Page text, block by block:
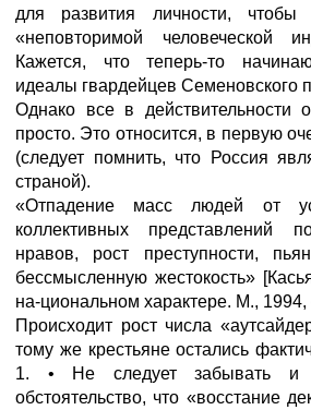
для развития личности,
«неповторимой человеческой
Кажется, что теперь-то
идеалы гвардейцев Семеновского
Однако все в действительности
просто. Это относится, в первую
(следует помнить, что Россия
страной).
«Отпадение масс людей от
коллективных представлений
нравов, рост преступности,
бессмысленную жестокость»
на-циональном характере. М., 1994,
Происходит рост числа
тому же крестьяне остались
1. • Не следует забывать и
обстоятельство, что «восстание